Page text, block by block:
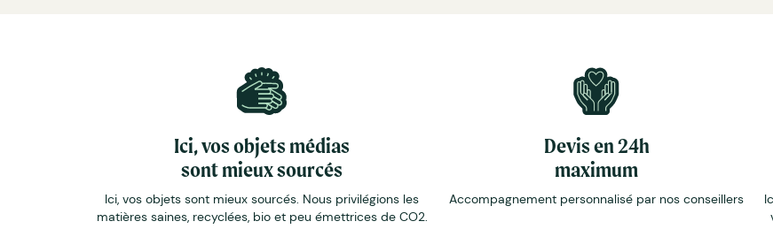
Ici, vos objets médias
sont mieux sourcés
Ici, vos objets sont mieux sourcés. Nous privilégions les
matières saines, recyclées, bio et peu émettrices de CO2.
Devis en 24h
maximum
Accompagnement personnalisé par nos conseillers